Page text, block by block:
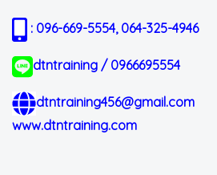
: 096-669-5554, 064-325-4946
dtntraining / 0966695554
dtntraining456@gmail.com
www.dtntraining.com